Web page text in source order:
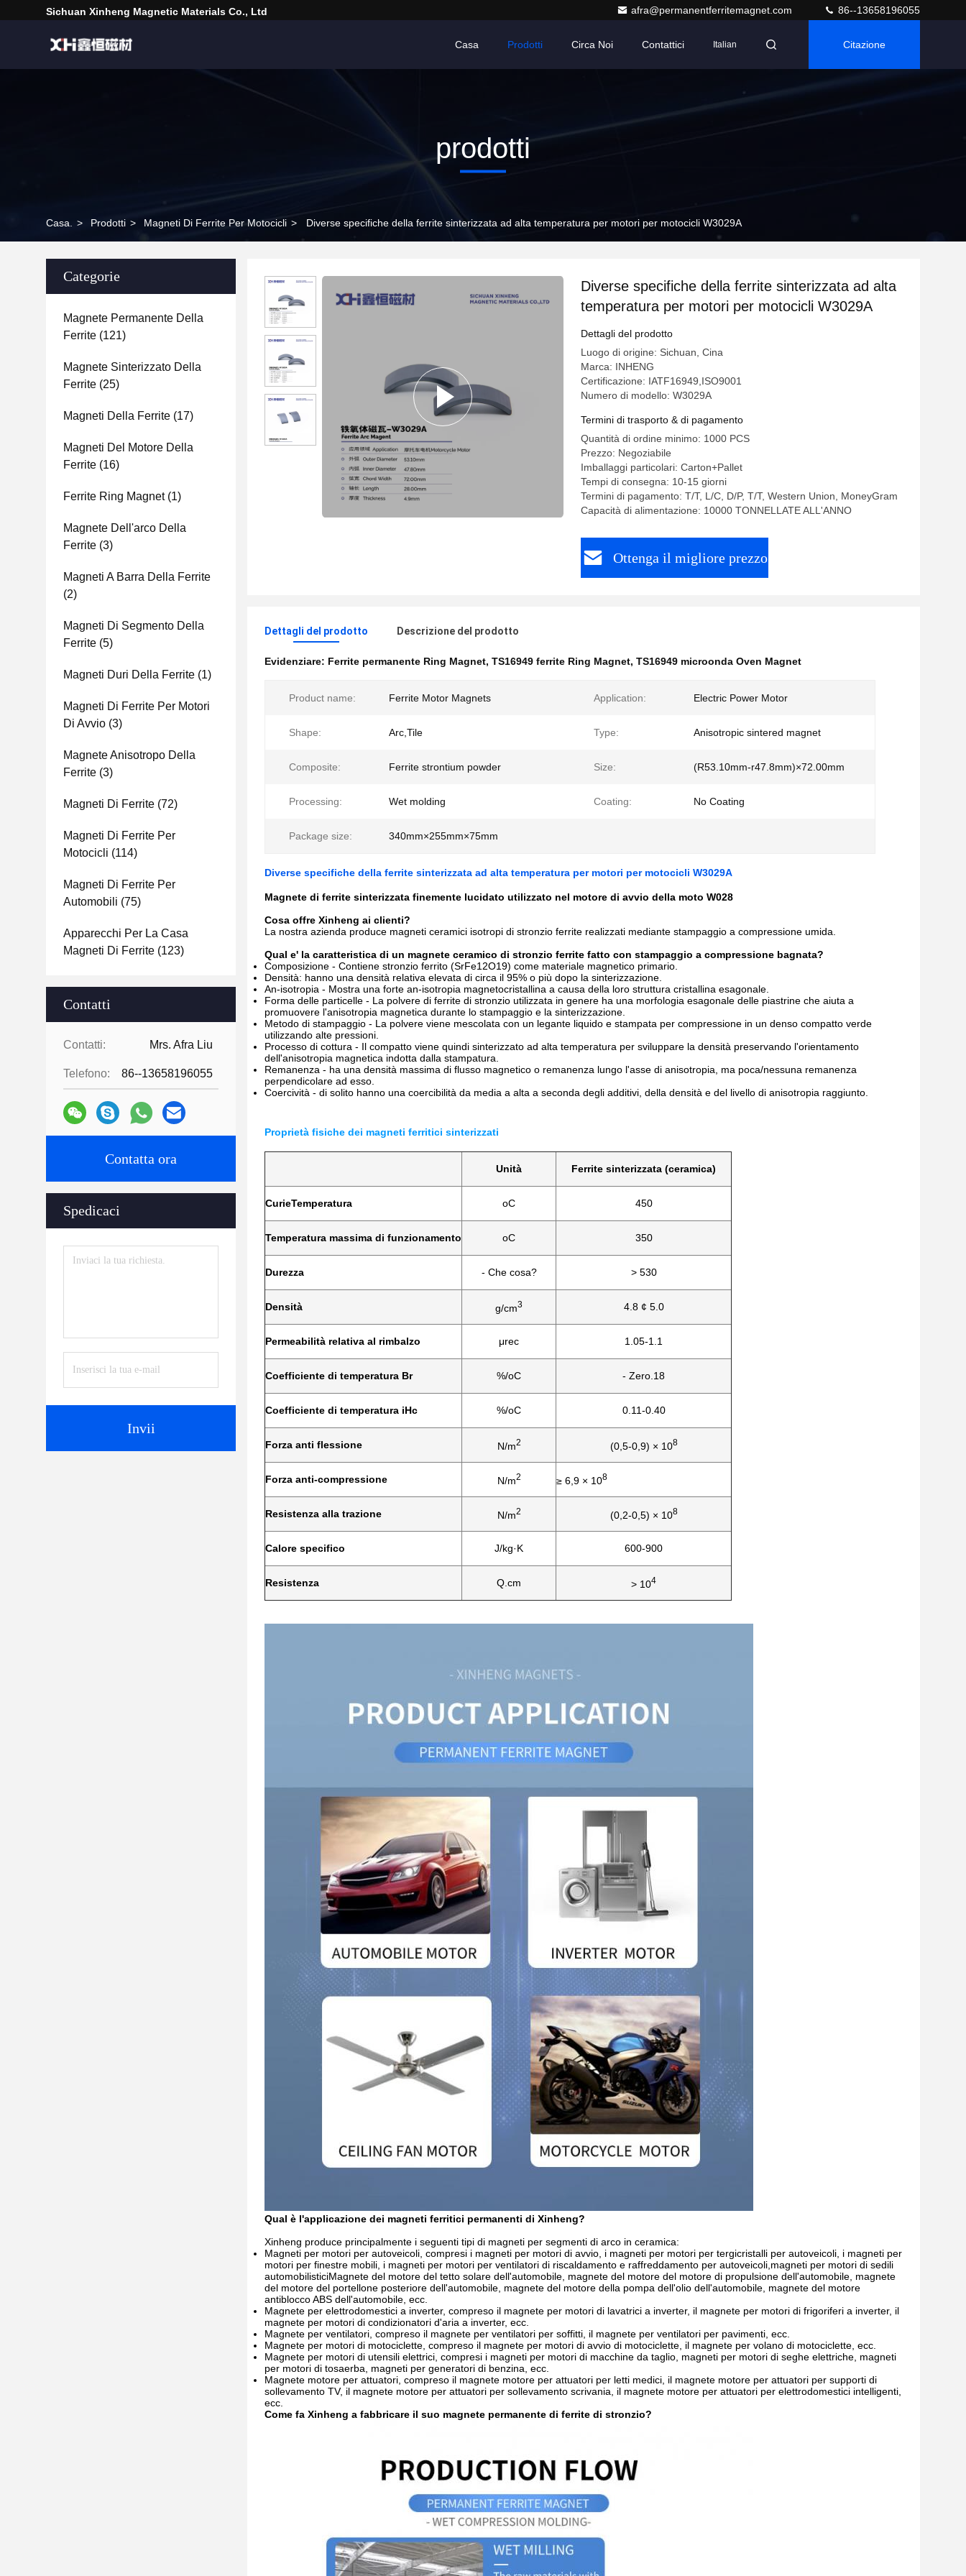
Sichuan Xinheng Magnetic Materials Co., Ltd afra@permanentferritemagnet.com 86--13658196055
Casa Prodotti Circa Noi Contattici Italian Citazione
prodotti
Casa. > Prodotti > Magneti Di Ferrite Per Motocicli > Diverse specifiche della ferrite sinterizzata ad alta temperatura per motori per motocicli W3029A
Categorie
Magnete Permanente Della
Ferrite (121)
Magnete Sinterizzato Della
Ferrite (25)
Magneti Della Ferrite (17)
Magneti Del Motore Della
Ferrite (16)
Ferrite Ring Magnet(1)
Magnete Dell'arco Della
Ferrite (3)
Magneti A Barra Della Ferrite
(2)
Magneti Di Segmento Della
Ferrite (5)
Magneti Duri Della Ferrite (1)
Magneti Di Ferrite Per Motori
Di Avvio (3)
Magnete Anisotropo Della
Ferrite (3)
Magneti Di Ferrite (72)
Magneti Di Ferrite Per
Motocicli (114)
Magneti Di Ferrite Per
Automobili (75)
Apparecchi Per La Casa
Magneti Di Ferrite (123)
Contatti
Contatti: Mrs. Afra Liu
Telefono: 86--13658196055
Contatta ora
Spedicaci
Invii
Diverse specifiche della ferrite sinterizzata ad alta
temperatura per motori per motocicli W3029A
Dettagli del prodotto
Luogo di origine: Sichuan, Cina
Marca: INHENG
Certificazione: IATF16949,ISO9001
Numero di modello: W3029A
Termini di trasporto & di pagamento
Quantità di ordine minimo: 1000 PCS
Prezzo: Negoziabile
Imballaggi particolari: Carton+Pallet
Tempi di consegna: 10-15 giorni
Termini di pagamento: T/T, L/C, D/P, T/T, Western Union, MoneyGram
Capacità di alimentazione: 10000 TONNELLATE ALL'ANNO
Ottenga il migliore prezzo
Dettagli del prodotto Descrizione del prodotto
Evidenziare: Ferrite permanente Ring Magnet, TS16949 ferrite Ring Magnet, TS16949 microonda Oven Magnet
Product name: Ferrite Motor Magnets Application: Electric Power Motor
Shape: Arc,Tile Type: Anisotropic sintered magnet
Composite: Ferrite strontium powder Size: (R53.10mm-r47.8mm)×72.00mm
Processing: Wet molding Coating: No Coating
Package size: 340mm×255mm×75mm
Diverse specifiche della ferrite sinterizzata ad alta temperatura per motori per motocicli W3029A
Magnete di ferrite sinterizzata finemente lucidato utilizzato nel motore di avvio della moto W028
Cosa offre Xinheng ai clienti?
La nostra azienda produce magneti ceramici isotropi di stronzio ferrite realizzati mediante stampaggio a compressione umida.
Qual e' la caratteristica di un magnete ceramico di stronzio ferrite fatto con stampaggio a compressione bagnata?
Composizione - Contiene stronzio ferrito (SrFe12O19) come materiale magnetico primario.
Densità: hanno una densità relativa elevata di circa il 95% o più dopo la sinterizzazione.
An-isotropia - Mostra una forte an-isotropia magnetocristallina a causa della loro struttura cristallina esagonale.
Forma delle particelle - La polvere di ferrite di stronzio utilizzata in genere ha una morfologia esagonale delle piastrine che aiuta a
promuovere l'anisotropia magnetica durante lo stampaggio e la sinterizzazione.
Metodo di stampaggio - La polvere viene mescolata con un legante liquido e stampata per compressione in un denso compatto verde
utilizzando alte pressioni.
Processo di cottura - Il compatto viene quindi sinterizzato ad alta temperatura per sviluppare la densità preservando l'orientamento
dell'anisotropia magnetica indotta dalla stampatura.
Remanenza - ha una densità massima di flusso magnetico o remanenza lungo l'asse di anisotropia, ma poca/nessuna remanenza
perpendicolare ad esso.
Coercività - di solito hanno una coercibilità da media a alta a seconda degli additivi, della densità e del livello di anisotropia raggiunto.
Proprietà fisiche dei magneti ferritici sinterizzati
Unità Ferrite sinterizzata (ceramica)
CurieTemperatura oC 450
Temperatura massima di funzionamento oC 350
Durezza - Che cosa? > 530
Densità g/cm3 4.8 ¢ 5.0
Permeabilità relativa al rimbalzo μrec 1.05-1.1
Coefficiente di temperatura Br %/oC - Zero.18
Coefficiente di temperatura iHc %/oC 0.11-0.40
Forza anti flessione N/m2 (0,5-0,9) × 108
Forza anti-compressione N/m2 ≥ 6,9 × 108
Resistenza alla trazione N/m2 (0,2-0,5) × 108
Calore specifico J/kg·K 600-900
Resistenza Q.cm > 104
Qual è l'applicazione dei magneti ferritici permanenti di Xinheng?
Xinheng produce principalmente i seguenti tipi di magneti per segmenti di arco in ceramica:
Magneti per motori per autoveicoli, compresi i magneti per motori di avvio, i magneti per motori per tergicristalli per autoveicoli, i magneti per
motori per finestre mobili, i magneti per motori per ventilatori di riscaldamento e raffreddamento per autoveicoli,magneti per motori di sedili
automobilisticiMagnete del motore del tetto solare dell'automobile, magnete del motore del motore di propulsione dell'automobile, magnete
del motore del portellone posteriore dell'automobile, magnete del motore della pompa dell'olio dell'automobile, magnete del motore
antiblocco ABS dell'automobile, ecc.
Magnete per elettrodomestici a inverter, compreso il magnete per motori di lavatrici a inverter, il magnete per motori di frigoriferi a inverter, il
magnete per motori di condizionatori d'aria a inverter, ecc.
Magnete per ventilatori, compreso il magnete per ventilatori per soffitti, il magnete per ventilatori per pavimenti, ecc.
Magnete per motori di motociclette, compreso il magnete per motori di avvio di motociclette, il magnete per volano di motociclette, ecc.
Magnete per motori di utensili elettrici, compresi i magneti per motori di macchine da taglio, magneti per motori di seghe elettriche, magneti
per motori di tosaerba, magneti per generatori di benzina, ecc.
Magnete motore per attuatori, compreso il magnete motore per attuatori per letti medici, il magnete motore per attuatori per supporti di
sollevamento TV, il magnete motore per attuatori per sollevamento scrivania, il magnete motore per attuatori per elettrodomestici intelligenti,
ecc.
Come fa Xinheng a fabbricare il suo magnete permanente di ferrite di stronzio?